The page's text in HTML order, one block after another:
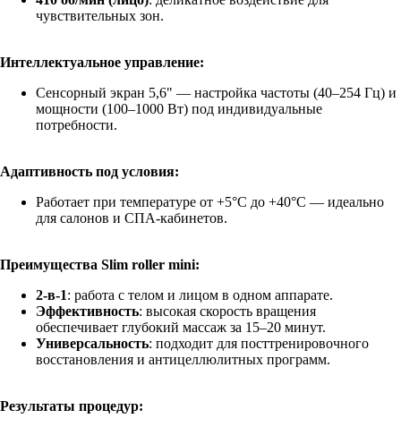
чувствительных зон.
Интеллектуальное управление:
Сенсорный экран 5,6" — настройка частоты (40–254 Гц) и
мощности (100–1000 Вт) под индивидуальные
потребности.
Адаптивность под условия:
Работает при температуре от +5°C до +40°C — идеально
для салонов и СПА-кабинетов.
Преимущества Slim roller mini:
2-в-1: работа с телом и лицом в одном аппарате.
Эффективность: высокая скорость вращения
обеспечивает глубокий массаж за 15–20 минут.
Универсальность: подходит для посттренировочного
восстановления и антицеллюлитных программ.
Результаты процедур: